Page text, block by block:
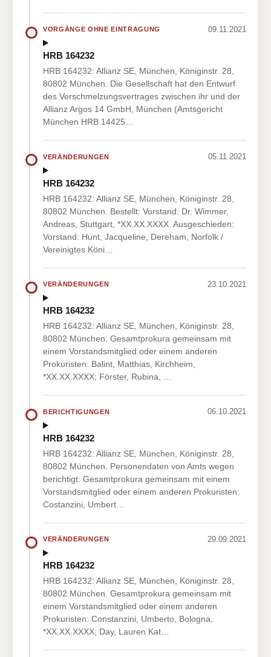
VORGÄNGE OHNE EINTRAGUNG 09.11.2021
HRB 164232
HRB 164232: Allianz SE, München, Königinstr. 28,
80802 München. Die Gesellschaft hat den Entwurf
des Verschmelzungsvertrages zwischen ihr und der
Allianz Argos 14 GmbH, München (Amtsgericht
München HRB 14425…
VERÄNDERUNGEN 05.11.2021
HRB 164232
HRB 164232: Allianz SE, München, Königinstr. 28,
80802 München. Bestellt: Vorstand: Dr. Wimmer,
Andreas, Stuttgart, *XX.XX.XXXX. Ausgeschieden:
Vorstand: Hunt, Jacqueline, Dereham, Norfolk /
Vereinigtes Köni…
VERÄNDERUNGEN 23.10.2021
HRB 164232
HRB 164232: Allianz SE, München, Königinstr. 28,
80802 München. Gesamtprokura gemeinsam mit
einem Vorstandsmitglied oder einem anderen
Prokuristen: Balint, Matthias, Kirchheim,
*XX.XX.XXXX; Förster, Rubina, …
BERICHTIGUNGEN 06.10.2021
HRB 164232
HRB 164232: Allianz SE, München, Königinstr. 28,
80802 München. Personendaten von Amts wegen
berichtigt: Gesamtprokura gemeinsam mit einem
Vorstandsmitglied oder einem anderen Prokuristen:
Costanzini, Umbert…
VERÄNDERUNGEN 29.09.2021
HRB 164232
HRB 164232: Allianz SE, München, Königinstr. 28,
80802 München. Gesamtprokura gemeinsam mit
einem Vorstandsmitglied oder einem anderen
Prokuristen: Constanzini, Umberto, Bologna,
*XX.XX.XXXX; Day, Lauren Kat…